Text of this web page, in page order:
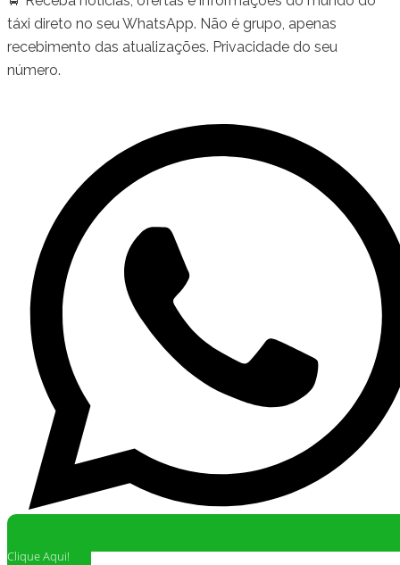
táxi direto no seu WhatsApp. Não é grupo, apenas
recebimento das atualizações. Privacidade do seu
número.
Clique Aqui!